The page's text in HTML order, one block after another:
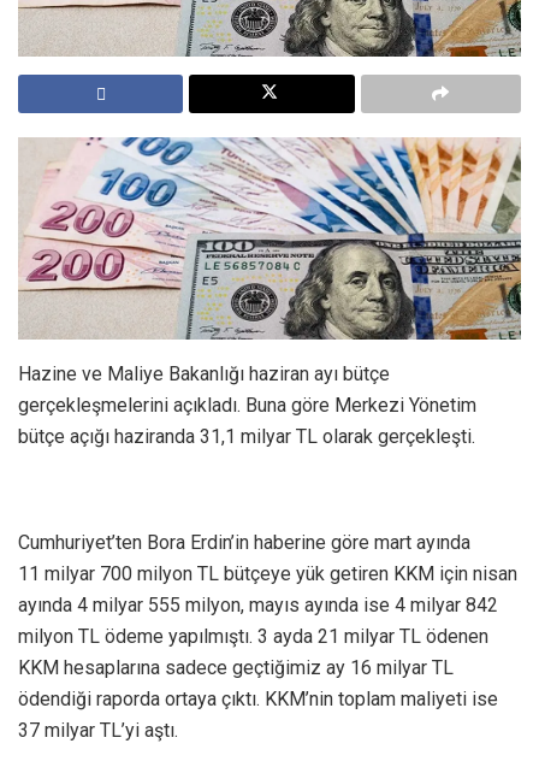
Hazine ve Maliye Bakanlığı haziran ayı bütçe
gerçekleşmelerini açıkladı. Buna göre Merkezi Yönetim
bütçe açığı haziranda 31,1 milyar TL olarak gerçekleşti.
Cumhuriyet’ten Bora Erdin’in haberine göre mart ayında
11 milyar 700 milyon TL bütçeye yük getiren KKM için nisan
ayında 4 milyar 555 milyon, mayıs ayında ise 4 milyar 842
milyon TL ödeme yapılmıştı. 3 ayda 21 milyar TL ödenen
KKM hesaplarına sadece geçtiğimiz ay 16 milyar TL
ödendiği raporda ortaya çıktı. KKM’nin toplam maliyeti ise
37 milyar TL’yi aştı.